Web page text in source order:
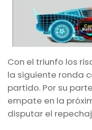
Con el triunfo los
la siguiente ronda
partido. Por su
empate en la
disputar el